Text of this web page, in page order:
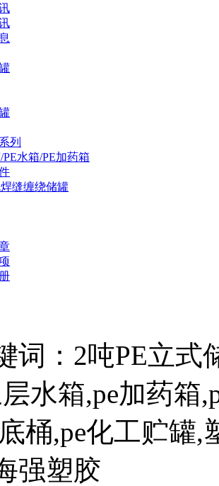
列
PE水箱/PE加药箱
缝缠绕储罐
词： 2吨PE立式
水箱,pe加药箱
桶,pe化工贮罐
强塑胶